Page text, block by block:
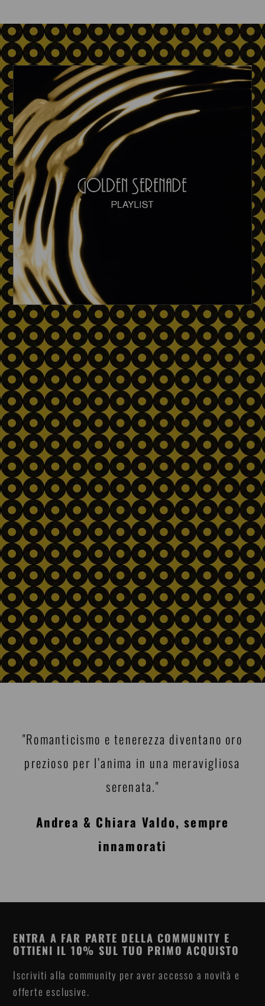
"Romanticismo e tenerezza diventano oro
prezioso per l’anima in una meravigliosa
serenata."
Andrea & Chiara Valdo, sempre
innamorati
ENTRA A FAR PARTE DELLA COMMUNITY E
OTTIENI IL 10% SUL TUO PRIMO ACQUISTO
Iscriviti alla community per aver accesso a novità e
offerte esclusive.